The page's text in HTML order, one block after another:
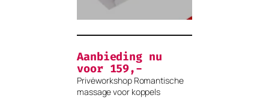
Aanbieding nu
voor 159,-
Privėworkshop Romantische
massage voor koppels